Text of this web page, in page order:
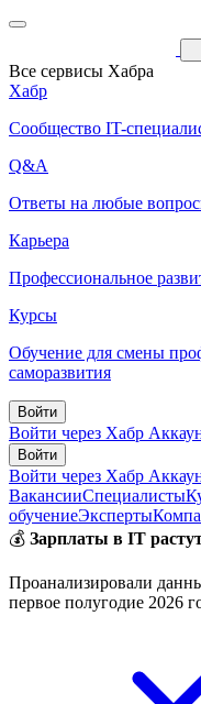
Все сервисы Хабра
Хабр
Сообщество IT-
Q&A
Ответы на любые
Карьера
Профессиональное
Курсы
Обучение для смены
саморазвития
Войти
Войти через Хабр
Войти
Войти через Хабр
ВакансииСпециалисты
обучениеЭксперты
💰 Зарплаты в IT
Проанализировали
первое полугодие 2026